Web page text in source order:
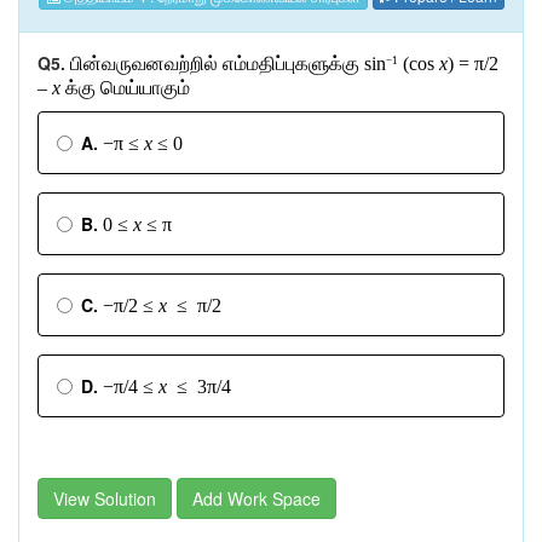
Q5. பின்வருவனவற்றில் எம்மதிப்புகளுக்கு sin−1 (cos x) = π/2
– x க்கு மெய்யாகும்
A. −π ≤ x ≤ 0
B. 0 ≤ x ≤ π
C. −π/2 ≤ x ≤ π/2
D. −π/4 ≤ x ≤ 3π/4
View Solution Add Work Space